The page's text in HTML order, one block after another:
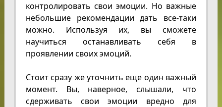
контролировать свои эмоции. Но важные
небольшие рекомендации дать все-таки
можно. Используя их, вы сможете
научиться останавливать себя в
проявлении своих эмоций.
Стоит сразу же уточнить еще один важный
момент. Вы, наверное, слышали, что
сдерживать свои эмоции вредно для